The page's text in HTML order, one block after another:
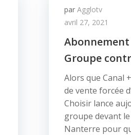
par Agglotv
avril 27, 2021
Groupe
Alors que Canal
de vente forcée
Choisir lance
groupe devant
Nanterre pour